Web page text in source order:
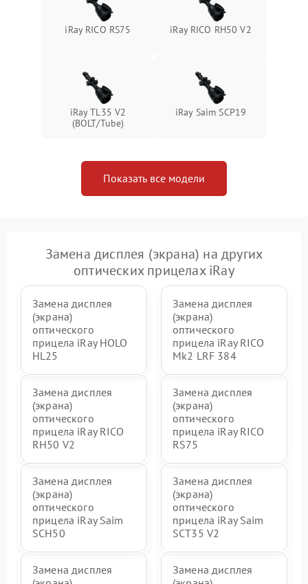
iRay RICO RS75 iRay RICO RH50 V2
iRay TL35 V2
(BOLT/Tube)
iRay Saim SCP19
Показать все модели
Замена дисплея (экрана) на других
оптических прицелах iRay
Замена дисплея
(экрана)
оптического
прицела iRay HOLO
HL25
Замена дисплея
(экрана)
оптического
прицела iRay RICO
Mk2 LRF 384
Замена дисплея
(экрана)
оптического
прицела iRay RICO
RH50 V2
Замена дисплея
(экрана)
оптического
прицела iRay RICO
RS75
Замена дисплея
(экрана)
оптического
прицела iRay Saim
SCH50
Замена дисплея
(экрана)
оптического
прицела iRay Saim
SCT35 V2
Замена дисплея
Замена дисплея